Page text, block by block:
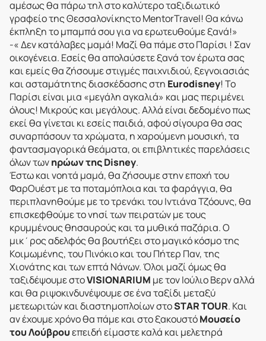
αμέσως θα πάρω τηλ στο καλύτερο ταξιδιωτικό
γραφείο της Θεσσαλονίκηςτο MentorTravel! Θα κάνω
έκπληξη το μπαμπά σου για να ερωτευθούμε ξανά!»
-« Δεν κατάλαβες μαμά! Μαζί θα πάμε στο Παρίσι ! Σαν
οικογένεια. Εσείς θα απολαύσετε ξανά τον έρωτα σας
και εμείς θα ζήσουμε στιγμές παιχνιδιού, ξεγνοιασιάς
και ασταμάτητης διασκέδασης στη Eurodisney! Το
Παρίσι είναι μια «μεγάλη αγκαλιά» και μας περιμένει
όλους! Μικρούς και μεγάλους. Αλλά είναι δεδομένο πως
εκεί θα γίνεται κι εσείς παιδιά, αφού σίγουρα θα σας
συναρπάσουν τα χρώματα, η χαρούμενη μουσική, τα
φαντασμαγορικά θεάματα, οι επιβλητικές παρελάσεις
όλων τωνηρώων της Disney.
Έστω και νοητά μαμά, θα ζήσουμε στην εποχή του
ΦαρΟυέστ με τα ποταμόπλοια και τα φαράγγια, θα
περιπλανηθούμε με το τρενάκι του Ιντιάνα Τζόουνς, θα
επισκεφθούμε το νησί των πειρατών με τους
κρυμμένους θησαυρούς και τα μυθικά παζάρια. Ο
μικ΄ρος αδελφός θα βουτήξει στο μαγικό κόσμο της
Κοιμωμένης, του Πινόκιο και του Πήτερ Παν, της
Χιονάτης και των επτά Νάνων. Όλοι μαζί όμως θα
ταξιδέψουμε στοVISIONARIUM με τον Ιούλιο Βερν αλλά
και θα ριψοκινδυνέψουμε σε ένα ταξίδι μεταξύ
μετεωριτών και διαστημοπλοίων στοSTAR TOUR. Και
αν έχουμε χρόνο θα πάμε και στο ξακουστόΜουσείο
του Λούβρουεπειδή είμαστε καλά και μελετηρά